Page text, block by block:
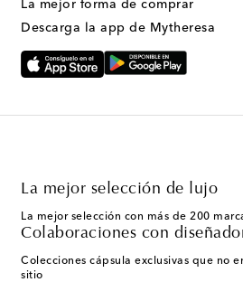
La mejor forma de comprar
Descarga la app de Mytheresa
La mejor selección de lujo
La mejor selección con más de 200
Colaboraciones con
Colecciones cápsula exclusivas que no
sitio